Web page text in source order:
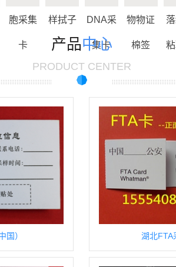
湖北精液采集卡
湖北尿液采集卡
湖北一次性使用
宫颈细胞采集器
胞采集
卡
样拭子 DNA采
集卡
物物证
棉签
产品中心
PRODUCT CENTER
国） 湖北FTA